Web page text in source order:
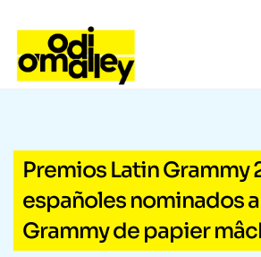
Premios Latin Grammy
españoles nominados
Grammy de papier